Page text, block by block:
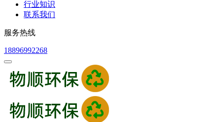
行业知识
联系我们
服务热线
18896992268